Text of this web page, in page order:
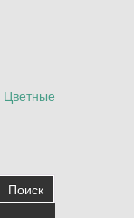
Цветные
Поиск